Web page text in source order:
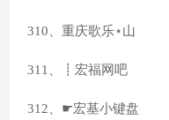
310、重庆歌乐⋆山
311、┋宏福网吧
312、☛宏基小键盘